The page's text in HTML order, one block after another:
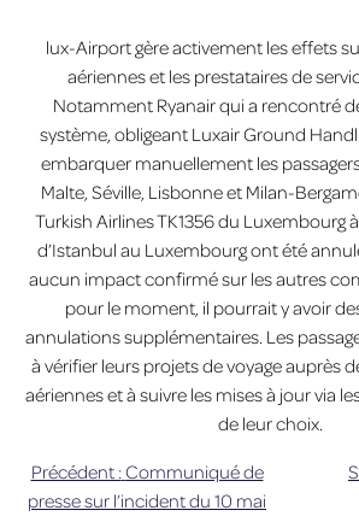
lux-Airport gère activement les effets
aériennes et les prestataires de
Notamment Ryanair qui a rencontré
système, obligeant Luxair Ground
embarquer manuellement les
Malte, Séville, Lisbonne et Milan-
Turkish Airlines TK1356 du Luxembourg
d’Istanbul au Luxembourg ont été
aucun impact confirmé sur les autres
pour le moment, il pourrait y avoir
annulations supplémentaires. Les
à vérifier leurs projets de voyage auprès
aériennes et à suivre les mises à jour via
de leur choix.
Navigation
Précédent :Communiqué de
presse sur l’incident du 10 mai